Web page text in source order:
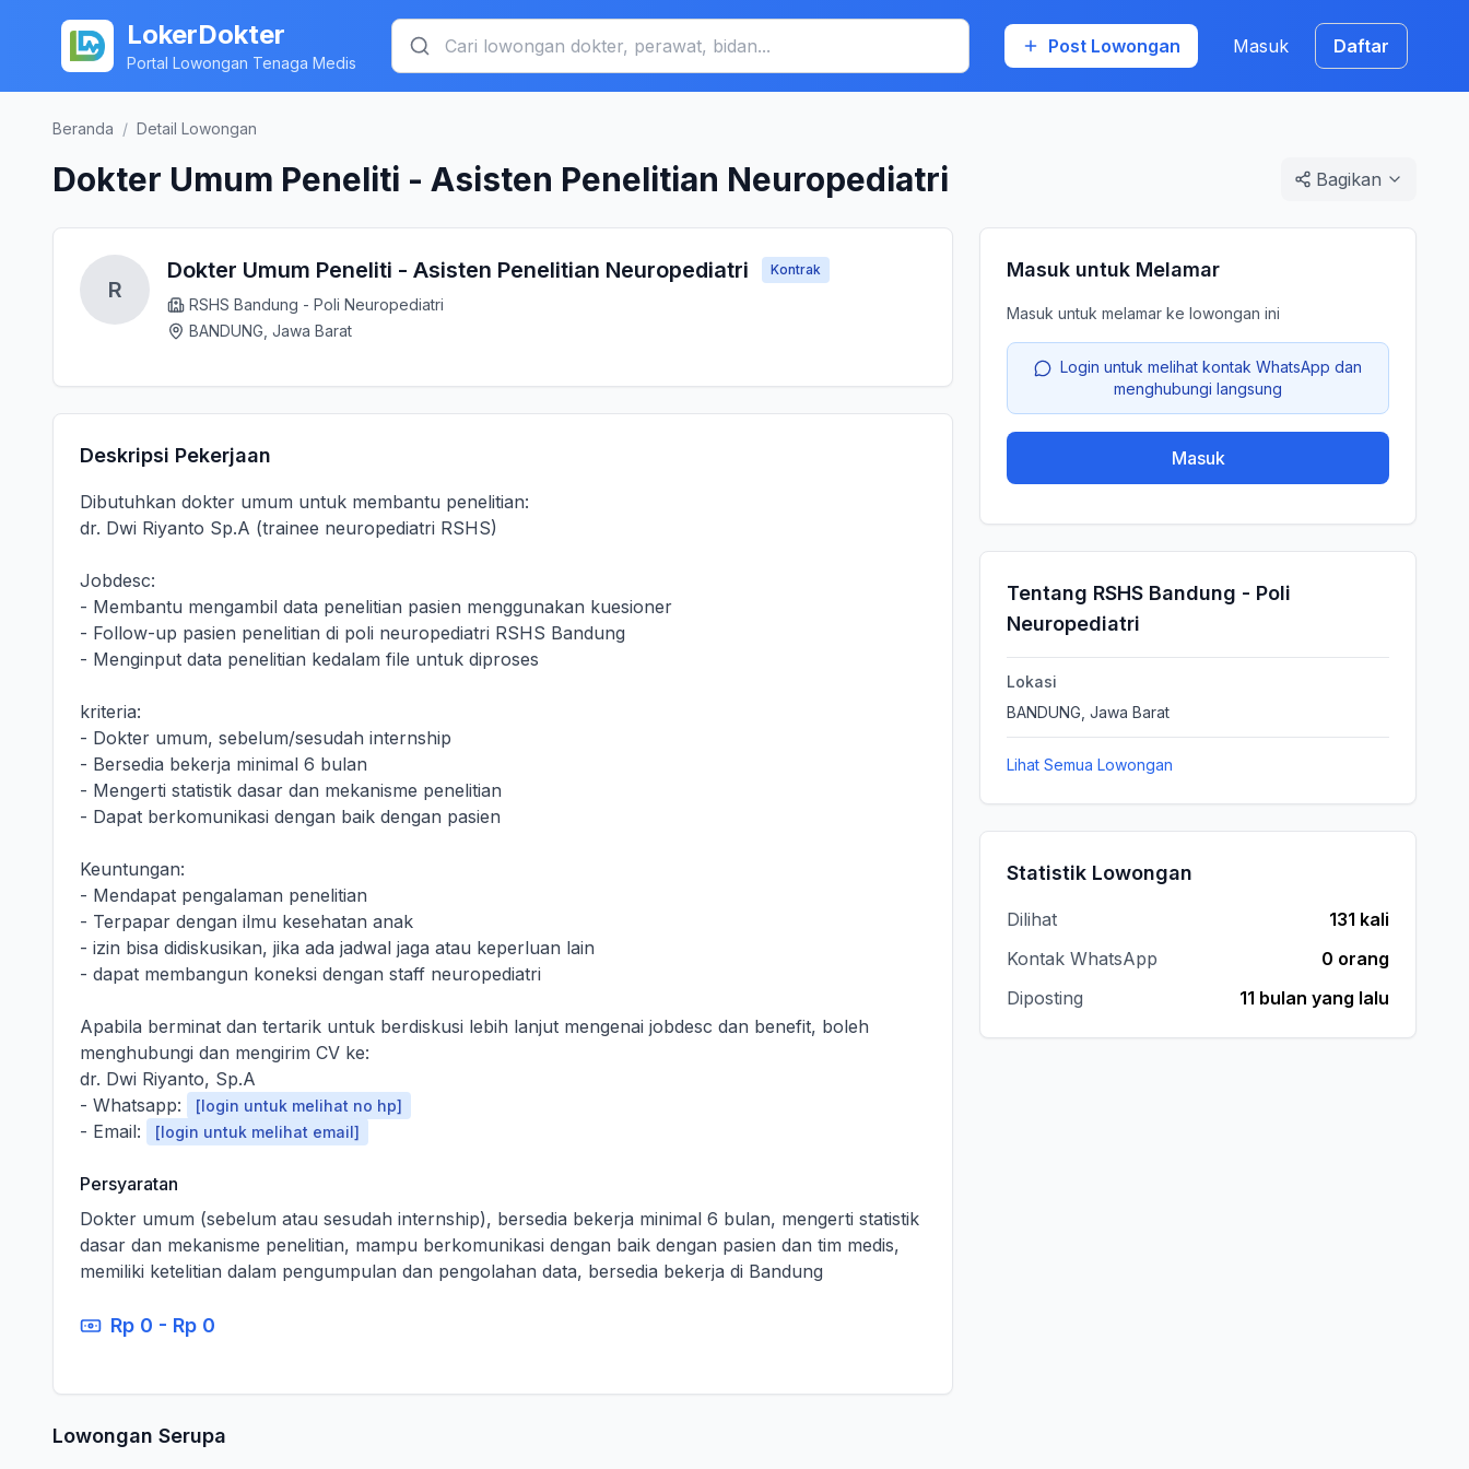
LokerDokter
Portal Lowongan Tenaga Medis
Post Lowongan Masuk Daftar
Beranda / Detail Lowongan
Dokter Umum Peneliti - Asisten Penelitian Neuropediatri Bagikan
R
Dokter Umum Peneliti - Asisten Penelitian Neuropediatri Kontrak
RSHS Bandung - Poli Neuropediatri
BANDUNG, Jawa Barat
Deskripsi Pekerjaan
Dibutuhkan dokter umum untuk membantu penelitian:
dr. Dwi Riyanto Sp.A (trainee neuropediatri RSHS)
Jobdesc:
- Membantu mengambil data penelitian pasien menggunakan kuesioner
- Follow-up pasien penelitian di poli neuropediatri RSHS Bandung
- Menginput data penelitian kedalam file untuk diproses
kriteria:
- Dokter umum, sebelum/sesudah internship
- Bersedia bekerja minimal 6 bulan
- Mengerti statistik dasar dan mekanisme penelitian
- Dapat berkomunikasi dengan baik dengan pasien
Keuntungan:
- Mendapat pengalaman penelitian
- Terpapar dengan ilmu kesehatan anak
- izin bisa didiskusikan, jika ada jadwal jaga atau keperluan lain
- dapat membangun koneksi dengan staff neuropediatri
Apabila berminat dan tertarik untuk berdiskusi lebih lanjut mengenai jobdesc dan benefit, boleh
menghubungi dan mengirim CV ke:
dr. Dwi Riyanto, Sp.A
- Whatsapp:
[login untuk melihat no hp]
- Email: [login untuk melihat email]
Persyaratan
Dokter umum (sebelum atau sesudah internship), bersedia bekerja minimal 6 bulan, mengerti statistik
dasar dan mekanisme penelitian, mampu berkomunikasi dengan baik dengan pasien dan tim medis,
memiliki ketelitian dalam pengumpulan dan pengolahan data, bersedia bekerja di Bandung
Rp 0 - Rp 0
Lowongan Serupa
Masuk untuk Melamar
Masuk untuk melamar ke lowongan ini
Login untuk melihat kontak WhatsApp dan
menghubungi langsung
Masuk
Tentang RSHS Bandung - Poli
Neuropediatri
Lokasi
BANDUNG, Jawa Barat
Lihat Semua Lowongan
Statistik Lowongan
Dilihat
131 kali
Kontak WhatsApp
0 orang
Diposting
11 bulan yang lalu